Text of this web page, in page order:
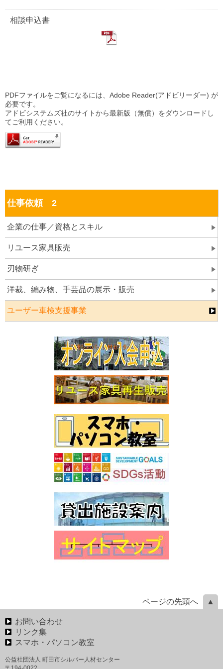
相談申込書
PDFファイルをご覧になるには、Adobe Reader(アドビリーダー) が
必要です。
アドビシステムズ社のサイトから最新版（無償）をダウンロードし
てご利用ください。
仕事依頼 2
企業の仕事／資格とスキル
リユース家具販売
刃物研ぎ
洋裁、編み物、手芸品の展示・販売
ユーザー車検支援事業
ページの先頭へ
お問い合わせ
リンク集
スマホ・パソコン教室
公益社団法人 町田市シルバー人材センター